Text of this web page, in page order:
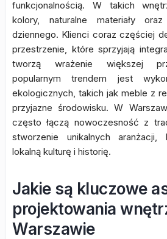
funkcjonalnością. W takich
kolory, naturalne materiały
dziennego. Klienci coraz częściej
przestrzenie, które sprzyjają
tworzą wrażenie większej
popularnym trendem jest
ekologicznych, takich jak meble z
przyjazne środowisku. W
często łączą nowoczesność z
stworzenie unikalnych aranżacji,
lokalną kulturę i historię.
Jakie są kluczowe
projektowania
Warszawie